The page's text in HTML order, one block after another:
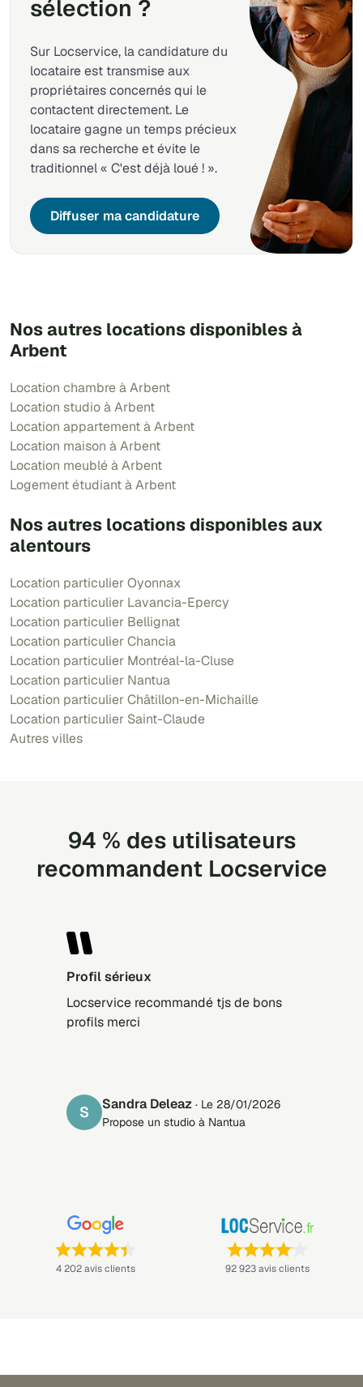
sélection ?
Sur Locservice, la candidature du
locataire est transmise aux
propriétaires concernés qui le
contactent directement. Le
locataire gagne un temps précieux
dans sa recherche et évite le
traditionnel « C'est déjà loué ! ».
Diffuser ma candidature
Nos autres locations disponibles à
Arbent
Location chambre à Arbent
Location studio à Arbent
Location appartement à Arbent
Location maison à Arbent
Location meublé à Arbent
Logement étudiant à Arbent
Nos autres locations disponibles aux
alentours
Location particulier Oyonnax
Location particulier Lavancia-Epercy
Location particulier Bellignat
Location particulier Chancia
Location particulier Montréal-la-Cluse
Location particulier Nantua
Location particulier Châtillon-en-Michaille
Location particulier Saint-Claude
Autres villes
94 % des utilisateurs
recommandent Locservice
Profil sérieux
Locservice recommandé tjs de bons
profils merci
S Sandra Deleaz · Le 28/01/2026
Propose un studio à Nantua
Note : 4,4 sur 5 —
4 202 avis clients Note : 4,1 sur 5 —
92 923 avis clients